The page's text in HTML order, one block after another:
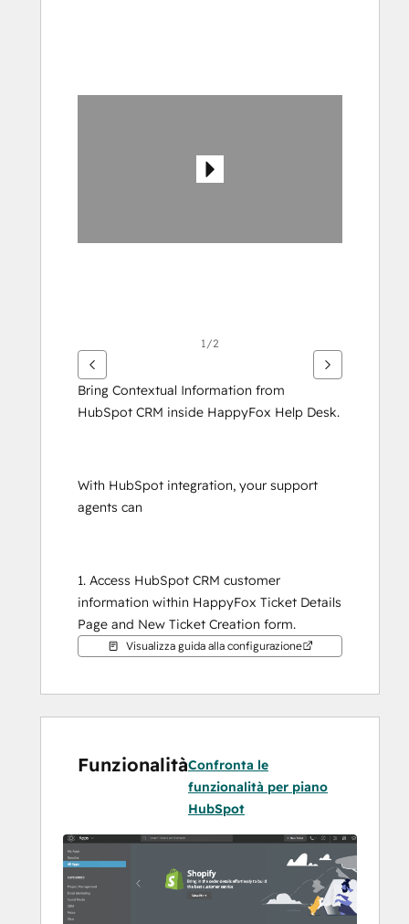
1/2
Bring Contextual Information from
HubSpot CRM inside HappyFox Help Desk.
With HubSpot integration, your support
agents can
1. Access HubSpot CRM customer
information within HappyFox Ticket Details
Page and New Ticket Creation form.
2. Push relevant HappyFox ticket
Visualizza guida alla configurazione
FunzionalitàConfronta le
funzionalità per piano
HubSpot